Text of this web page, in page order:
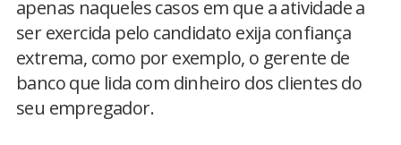
apenas naqueles casos em que a atividade a
ser exercida pelo candidato exija confiança
extrema, como por exemplo, o gerente de
banco que lida com dinheiro dos clientes do
seu empregador.